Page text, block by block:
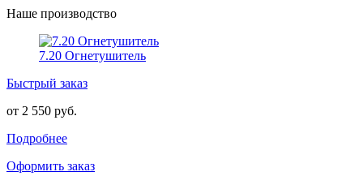
Наше производство
7.20 Огнетушитель
Быстрый заказ
от 2 550 руб.
Подробнее
Оформить заказ